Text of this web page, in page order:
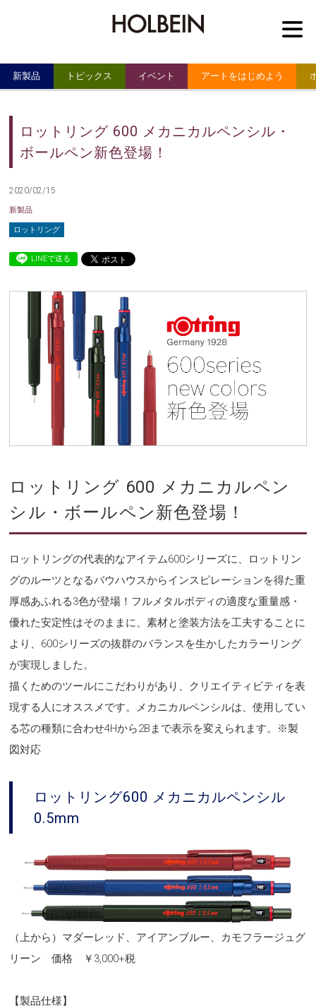
新製品 トピックス イベント アートをはじめよう
ロットリング 600 メカニカルペンシル・
ボールペン新色登場！
2020/02/15
新製品
ロットリング
LINEで送る
ロットリング 600 メカニカルペン
シル・ボールペン新色登場！
ロットリングの代表的なアイテム600シリーズに、ロットリン
グのルーツとなるバウハウスからインスピレーションを得た重
厚感あふれる3色が登場！フルメタルボディの適度な重量感・
優れた安定性はそのままに、素材と塗装方法を工夫することに
より、600シリーズの抜群のバランスを生かしたカラーリング
が実現しました。
描くためのツールにこだわりがあり、クリエイティビティを表
現する人にオススメです。メカニカルペンシルは、使用してい
る芯の種類に合わせ4Hから2Bまで表示を変えられます。※製
図対応
ロットリング600 メカニカルペンシル
0.5mm
（上から）マダーレッド、アイアンブルー、カモフラージュグ
リーン 価格 ￥3,000+税
【製品仕様】